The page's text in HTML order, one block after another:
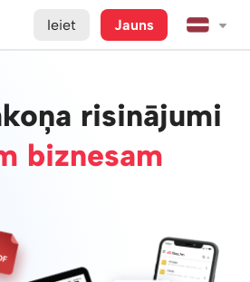
Ieiet Jauns
risinājumi
biznesam